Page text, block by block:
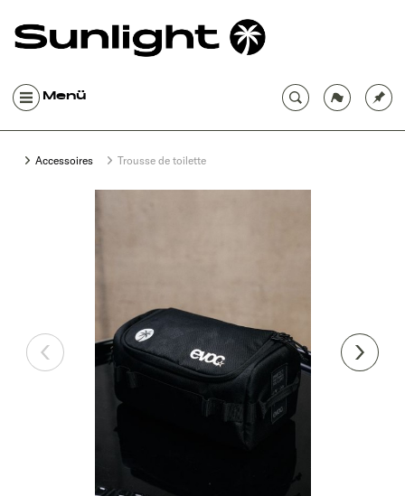
Menü
Accessoires Trousse de toilette